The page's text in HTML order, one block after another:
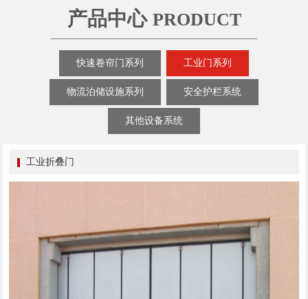
产品中心 PRODUCT
快速卷帘门系列 工业门系列
物流泊储设施系列 安全护栏系统
其他设备系统
工业折叠门